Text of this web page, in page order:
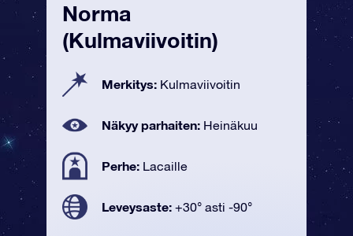
Norma
(Kulmaviivoitin)
Merkitys: Kulmaviivoitin
Näkyy parhaiten: Heinäkuu
Perhe: Lacaille
Leveysaste: +30° asti -90°